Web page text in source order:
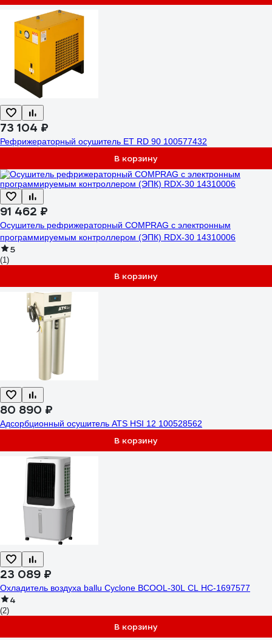
73 104 ₽
Рефрижераторный осушитель ET RD 90 100577432
В корзину
91 462 ₽
Осушитель рефрижераторный COMPRAG с электронным
программируемым контроллером (ЭПК) RDX-30 14310006
5
(1)
В корзину
80 890 ₽
Адсорбционный осушитель ATS HSI 12 100528562
В корзину
23 089 ₽
Охладитель воздуха ballu Cyclone BCOOL-30L CL НС-1697577
4
(2)
В корзину